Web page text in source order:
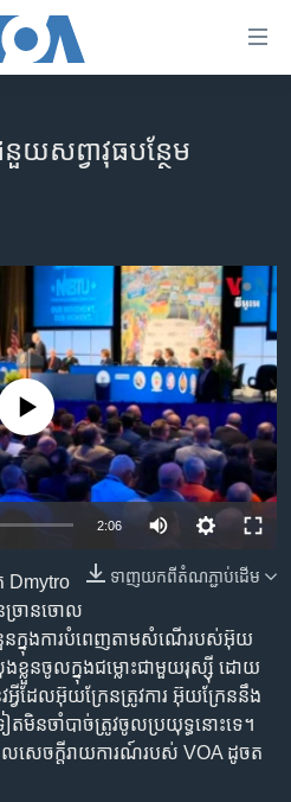
យ​សព្វាវុធ​បន្ថែម
currently available
2:06
ទាញ​យក​ពី​តំណភ្ជាប់​ដើម
Dmytro
ច្រានចោល​​
នួន​ក្នុង​ការ​បំពេញ​តាម​សំណើ​របស់​អ៊ុយ
ង​ខ្លួន​ចូល​ក្នុង​ជម្លោះ​ជាមួយ​រុស្ស៊ី​ ដោយ​
វី​ដែល​អ៊ុយក្រែន​ត្រូវការ​ អ៊ុយក្រែន​នឹង​
ៀត​មិន​ចាំបាច់​ត្រូវ​ចូល​ប្រយុទ្ធ​នោះ​ទេ។
ល​សេចក្តីរាយ​ការណ៍​របស់ VOA ដូចត